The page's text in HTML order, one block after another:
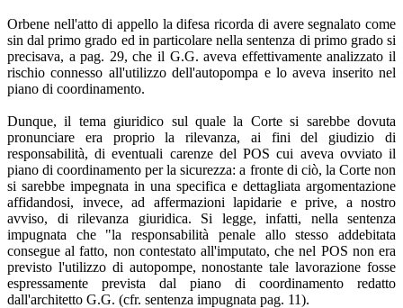
Orbene nell'atto di appello la difesa ricorda di avere segnalato come
sin dal primo grado ed in particolare nella sentenza di primo grado si
precisava, a pag. 29, che il G.G. aveva effettivamente analizzato il
rischio connesso all'utilizzo dell'autopompa e lo aveva inserito nel
piano di coordinamento.
Dunque, il tema giuridico sul quale la Corte si sarebbe dovuta
pronunciare era proprio la rilevanza, ai fini del giudizio di
responsabilità, di eventuali carenze del POS cui aveva ovviato il
piano di coordinamento per la sicurezza: a fronte di ciò, la Corte non
si sarebbe impegnata in una specifica e dettagliata argomentazione
affidandosi, invece, ad affermazioni lapidarie e prive, a nostro
avviso, di rilevanza giuridica. Si legge, infatti, nella sentenza
impugnata che "la responsabilità penale allo stesso addebitata
consegue al fatto, non contestato all'imputato, che nel POS non era
previsto l'utilizzo di autopompe, nonostante tale lavorazione fosse
espressamente prevista dal piano di coordinamento redatto
dall'architetto G.G. (cfr. sentenza impugnata pag. 11).